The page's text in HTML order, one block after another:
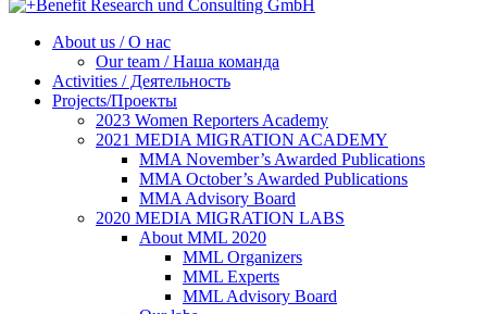
About us / О нас
Our team / Наша команда
Activities / Деятельность
Projects/Проекты
2023 Women Reporters Academy
2021 MEDIA MIGRATION ACADEMY
MMA November’s Awarded Publications
MMA October’s Awarded Publications
MMA Advisory Board
2020 MEDIA MIGRATION LABS
About MML 2020
MML Organizers
MML Experts
MML Advisory Board